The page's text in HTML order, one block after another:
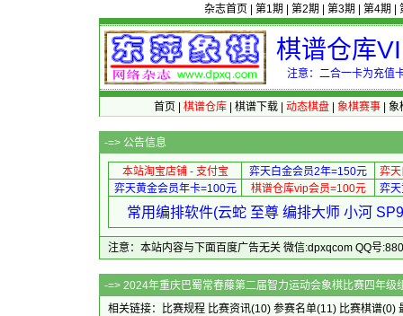
杂志首页 第1期 第2期 第3期 第4期
棋谱仓库
注意：二合一卡为充值
首页 棋谱仓库| 棋谱下载| 动态棋盘| 象棋赛事| 象
-=> 公告信息
本站淘宝店铺 - 支付宝 弈天白金会员2年=150元
弈
弈天黄金会员年卡=100元
棋谱仓库vip会员=100元 弈
常用编排软件(云蛇 至尊 编排大师 小河
注意：本站内容与下面百度广告无关 微信:dpxqcom QQ号
-=> 2024年重庆巴蜀常春藤第二届智
相关链接：
比赛规程 比赛资讯(10) 参赛名单(11) 比赛棋谱(0)